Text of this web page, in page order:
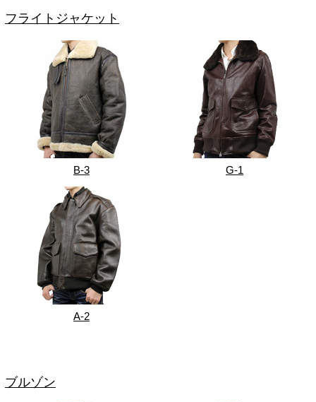
フライトジャケット
B-3 G-1
A-2
ブルゾン